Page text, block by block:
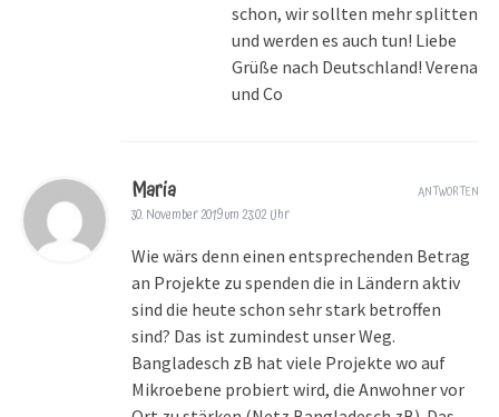
schon, wir sollten mehr splitten
und werden es auch tun! Liebe
Grüße nach Deutschland! Verena
und Co
Maria
30. November 2019 um 23:02 Uhr
Wie wärs denn einen entsprechenden Betrag
an Projekte zu spenden die in Ländern aktiv
sind die heute schon sehr stark betroffen
sind? Das ist zumindest unser Weg.
Bangladesch zB hat viele Projekte wo auf
Mikroebene probiert wird, die Anwohner vor
ANTWORTEN